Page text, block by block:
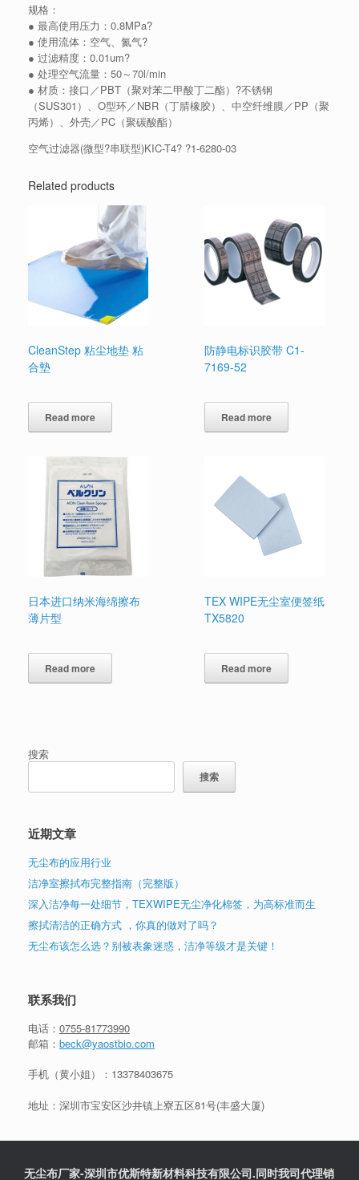
规格：
● 最高使用压力：0.8MPa?
● 使用流体：空气、氮气?
● 过滤精度：0.01um?
● 处理空气流量：50～70l/min
● 材质：接口／PBT（聚对苯二甲酸丁二酯）?不锈钢
（SUS301）、O型环／NBR（丁腈橡胶）、中空纤维膜／PP（聚
丙烯）、外壳／PC（聚碳酸酯）
空气过滤器(微型?串联型)KIC-T4? ?1-6280-03
Related products
CleanStep 粘尘地垫 粘
合墊
Read more
防静电标识胶带 C1-
7169-52
Read more
日本进口纳米海绵擦布
薄片型
Read more
TEX WIPE无尘室便签纸
TX5820
Read more
搜索
搜索
近期文章
无尘布的应用行业
洁净室擦拭布完整指南（完整版）
深入洁净每一处细节，TEXWIPE无尘净化棉签，为高标准而生
擦拭清洁的正确方式 ，你真的做对了吗？
无尘布该怎么选？别被表象迷惑，洁净等级才是关键！
联系我们
电话： 0755-81773990
邮箱： beck@yaostbio.com
手机（黄小姐）： 13378403675
地址：深圳市宝安区沙井镇上寮五区81号(丰盛大厦)
无尘布厂家-深圳市优斯特新材料科技有限公司.同时我司代理销